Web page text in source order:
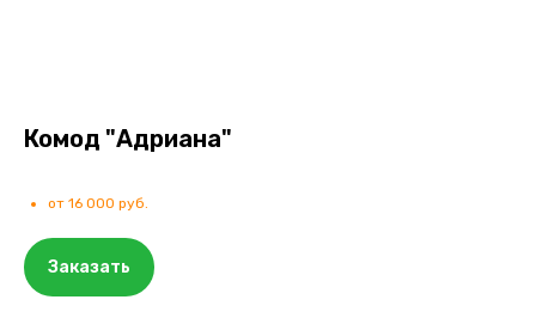
Комод "Адриана"
от 16 000 руб.
Заказать